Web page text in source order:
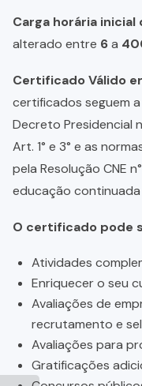
Carga horária inicial
alterado entre 6a
Certificado Válido
certificados seguem
Decreto Presidencial
Art. 1° e 3° e as
pela Resolução CNE
educação
O certificado pode
Atividades
Enriquecer o seu
Avaliações de
recrutamento e
Avaliações para
Gratificações